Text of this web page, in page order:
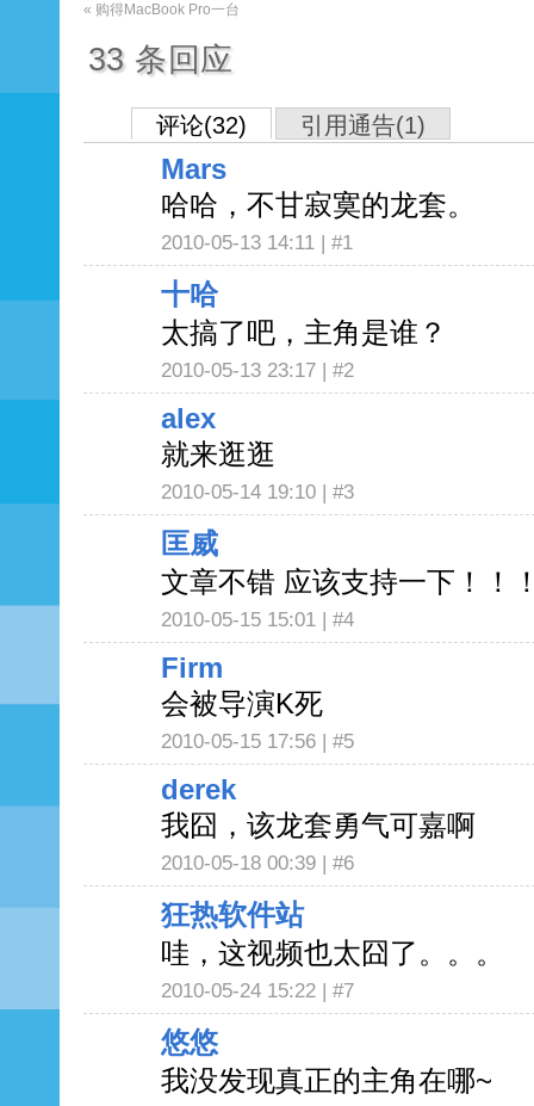
« 购得MacBook Pro一台
33 条回应
评论(32) 引用通告(1)
Mars
哈哈，不甘寂寞的龙套。
2010-05-13 14:11 | #1
十哈
太搞了吧，主角是谁？
2010-05-13 23:17 | #2
alex
就来逛逛
2010-05-14 19:10 | #3
匡威
文章不错 应该支持一下！！
2010-05-15 15:01 | #4
Firm
会被导演K死
2010-05-15 17:56 | #5
derek
我囧，该龙套勇气可嘉啊
2010-05-18 00:39 | #6
狂热软件站
哇，这视频也太囧了。。。
2010-05-24 15:22 | #7
悠悠
我没发现真正的主角在哪~